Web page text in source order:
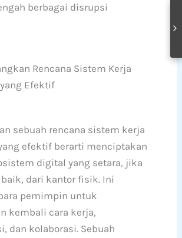
berbagai disrupsi
Rencana Sistem Kerja
Efektif
sebuah rencana sistem kerja
efektif berarti menciptakan
digital yang setara, jika
dari kantor fisik. Ini
pemimpin untuk
kembali cara kerja,
dan kolaborasi. Sebuah